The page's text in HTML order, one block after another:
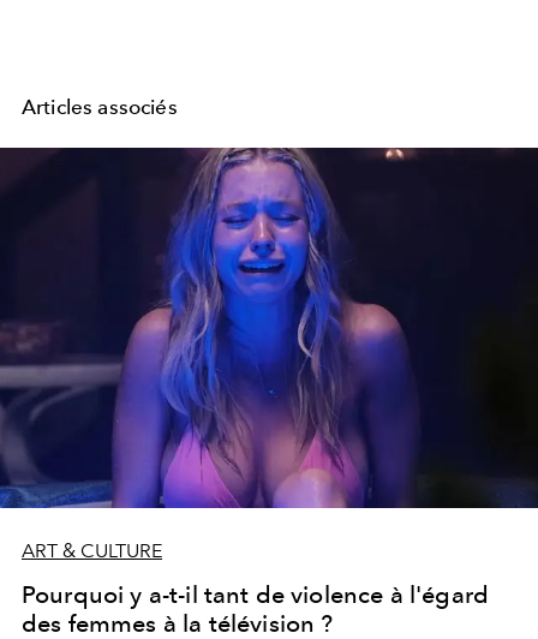
Articles associés
ART & CULTURE
Pourquoi y a-t-il tant de violence à l'égard
des femmes à la télévision ?